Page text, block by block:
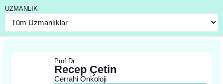
UZMANLIK
Prof.Dr.
Recep Çetin
Cerrahi Onkoloji